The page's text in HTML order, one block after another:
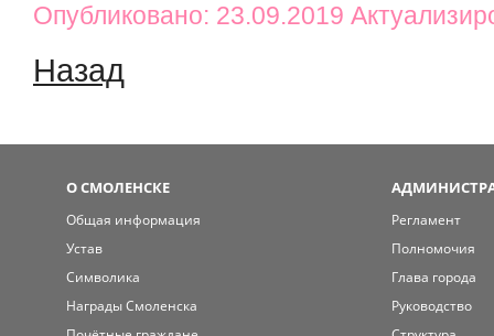
Опубликовано: 23.09.2019
Назад
О СМОЛЕНСКЕ
Общая информация
Устав
Символика
Награды Смоленска
Регламент
Полномочия
Глава города
Руководство